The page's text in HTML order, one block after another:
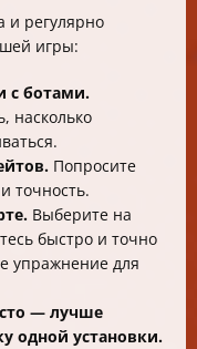
и регулярно
игры:
с ботами.
насколько
Попросите
точность.
Выберите на
быстро и точно
упражнение для
— лучше
одной установки.